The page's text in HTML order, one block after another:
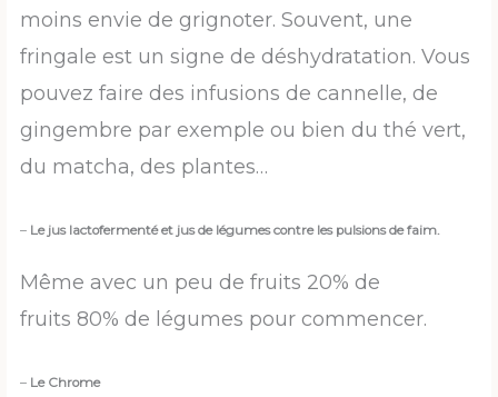
moins envie de grignoter. Souvent, une
fringale est un signe de déshydratation. Vous
pouvez faire des infusions de cannelle, de
gingembre par exemple ou bien du thé vert,
du matcha, des plantes…
– Le jus lactofermenté et jus de légumes contre les pulsions de faim.
Même avec un peu de fruits 20% de
fruits 80% de légumes pour commencer.
– Le Chrome